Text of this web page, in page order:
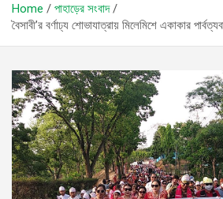
Home
পাহাড়ের সংবাদ
বৈসাবী’র বর্ণাঢ্য শোভাযাত্রায় মিলেমিশে একাকার